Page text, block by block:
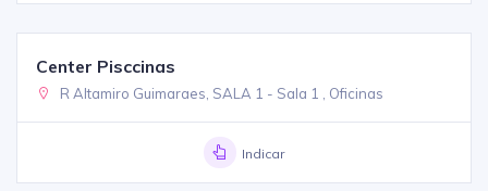
Center Pisccinas
R Altamiro Guimaraes, SALA 1 - Sala 1 , Oficinas
Indicar